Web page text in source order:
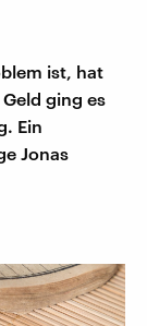
ist, hat
ging es
Ein
Jonas